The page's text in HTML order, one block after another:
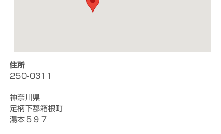
住所
250-0311
神奈川県
足柄下郡箱根町
湯本５９７